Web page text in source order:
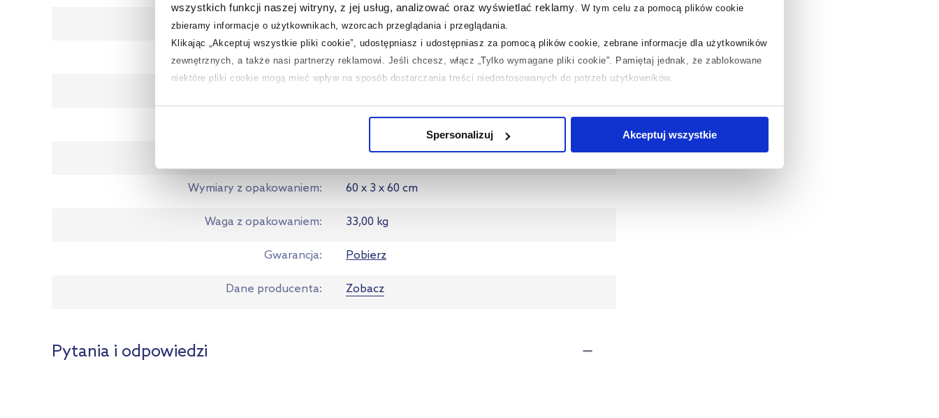
wszystkich funkcji naszej witryny, z jej usług, analizować oraz wyświetlać reklamy
W tym celu za pomocą plików cookie
zbieramy informacje o użytkownikach, wzorcach przeglądania i przeglądania.
Klikając „Akceptuj wszystkie pliki cookie”, udostępniasz i udostępniasz za pomocą plików cookie, zebrane informacje dla użytkowników
zewnętrznych, a także nasi partnerzy reklamowi. Jeśli chcesz, włącz „Tylko wymagane pliki cookie”. Pamiętaj jednak, że zablokowane
niektóre pliki cookie mogą mieć wpływ na sposób dostarczania treści niedostosowanych do potrzeb użytkowników.
na temat plików cookie i tego, dlaczego ich przepisy, przejdź do zakładek „Informacje o plikach cookie”.
Spersonalizuj Akceptuj wszystkie
Klasa ścieralności PEI IV
Antypoślizgowość R9
Dłuższy bok 59.8 cm
59.8 cm
5900199209299
Wymiary z opakowaniem 60 x 3 x 60 cm
Waga z opakowaniem 33,00 kg
Gwarancja Pobierz
Dane producenta Zobacz
Pytania i odpowiedzi